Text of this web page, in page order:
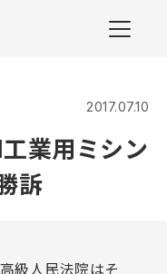
2017.07.10
業用ミシン
訴
級人民法院はそ